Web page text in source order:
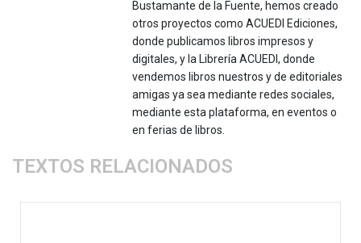
Bustamante de la Fuente, hemos creado
otros proyectos como ACUEDI Ediciones,
donde publicamos libros impresos y
digitales, y la Librería ACUEDI, donde
vendemos libros nuestros y de editoriales
amigas ya sea mediante redes sociales,
mediante esta plataforma, en eventos o
en ferias de libros.
TEXTOS RELACIONADOS